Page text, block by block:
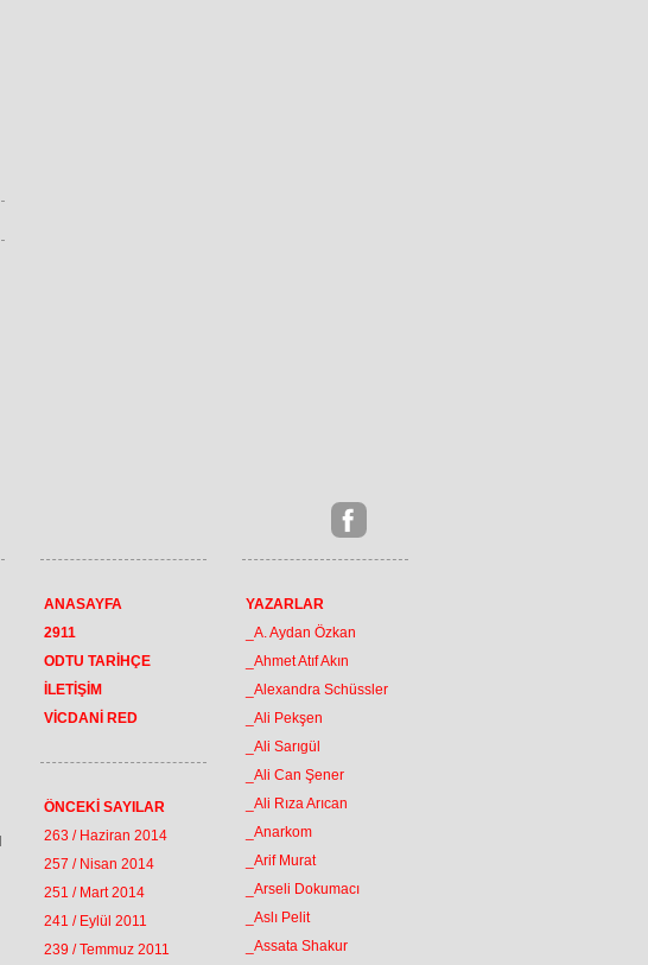
ANASAYFA
2911
ODTU TARİHÇE
İLETİŞİM
VİCDANİ RED
ÖNCEKİ SAYILAR
263 / Haziran 2014
257 / Nisan 2014
251 / Mart 2014
241 / Eylül 2011
239 / Temmuz 2011
YAZARLAR
_A. Aydan Özkan
_Ahmet Atıf Akın
_Alexandra Schüssler
_Ali Pekşen
_Ali Sarıgül
_Ali Can Şener
_Ali Rıza Arıcan
_Anarkom
_Arif Murat
_Arseli Dokumacı
_Aslı Pelit
_Assata Shakur